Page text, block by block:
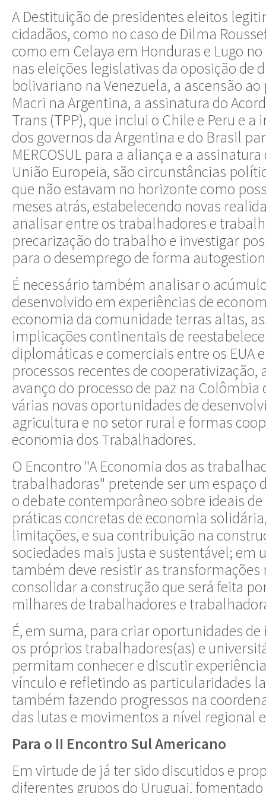
A Destituição de presidentes eleitos
cidadãos, como no caso de Dilma
como em Celaya em Honduras e Lugo
nas eleições legislativas da oposição de
bolivariano na Venezuela, a ascensão
Macri na Argentina, a assinatura do
Trans (TPP), que inclui o Chile e Peru e
dos governos da Argentina e do Brasil
MERCOSUL para a aliança e a
União Europeia, são circunstâncias
que não estavam no horizonte como
meses atrás, estabelecendo novas
analisar entre os trabalhadores e
precarização do trabalho e investigar
para o desemprego de forma
É necessário também analisar o
desenvolvido em experiências de
economia da comunidade terras altas,
implicações continentais de
diplomáticas e comerciais entre os EUA
processos recentes de cooperativização,
avanço do processo de paz na
várias novas oportunidades de
agricultura e no setor rural e formas
economia dos Trabalhadores.
O Encontro "A Economia dos as
trabalhadoras" pretende ser um espaço
o debate contemporâneo sobre ideais de
práticas concretas de economia
limitações, e sua contribuição na
sociedades mais justa e sustentável; em
também deve resistir as transformações
consolidar a construção que será feita
milhares de trabalhadores e
É, em suma, para criar oportunidades
os próprios trabalhadores(as) e
permitam conhecer e discutir
vínculo e refletindo as particularidades
também fazendo progressos na
das lutas e movimentos a nível regional
Para o II Encontro Sul Americano
Em virtude de já ter sido discutidos e
diferentes grupos do Uruguai,